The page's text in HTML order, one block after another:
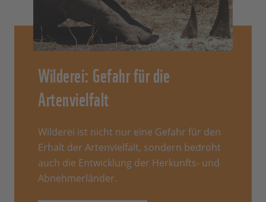
Wilderei: Gefahr für die
Artenvielfalt
Wilderei ist nicht nur eine Gefahr für den
Erhalt der Artenvielfalt, sondern bedroht
auch die Entwicklung der Herkunfts- und
Abnehmerländer.